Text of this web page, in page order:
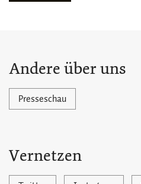
Andere über uns
Presseschau
Vernetzen